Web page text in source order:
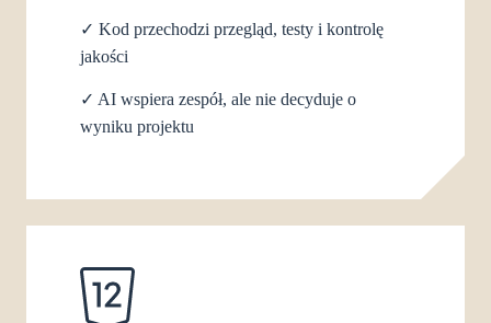
✓ Kod przechodzi przegląd, testy i kontrolę
jakości
✓ AI wspiera zespół, ale nie decyduje o
wyniku projektu